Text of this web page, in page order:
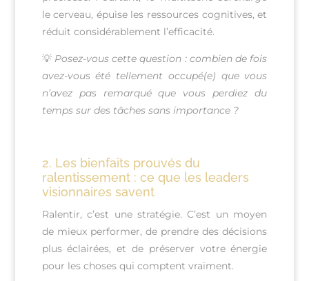
le cerveau, épuise les ressources cognitives, et
réduit considérablement l’efficacité.
💡 Posez-vous cette question : combien de fois
avez-vous été tellement occupé(e) que vous
n’avez pas remarqué que vous perdiez du
temps sur des tâches sans importance ?
2. Les bienfaits prouvés du
ralentissement : ce que les leaders
visionnaires savent
Ralentir, c’est une stratégie. C’est un moyen
de mieux performer, de prendre des décisions
plus éclairées, et de préserver votre énergie
pour les choses qui comptent vraiment.